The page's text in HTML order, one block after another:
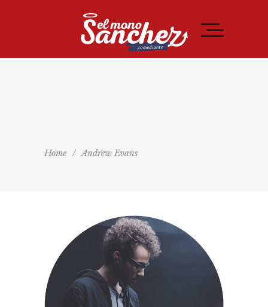
Home / Andrew Evans